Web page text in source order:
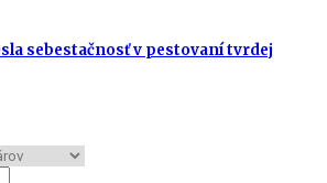
sebestačnosť v pestovaní tvrdej